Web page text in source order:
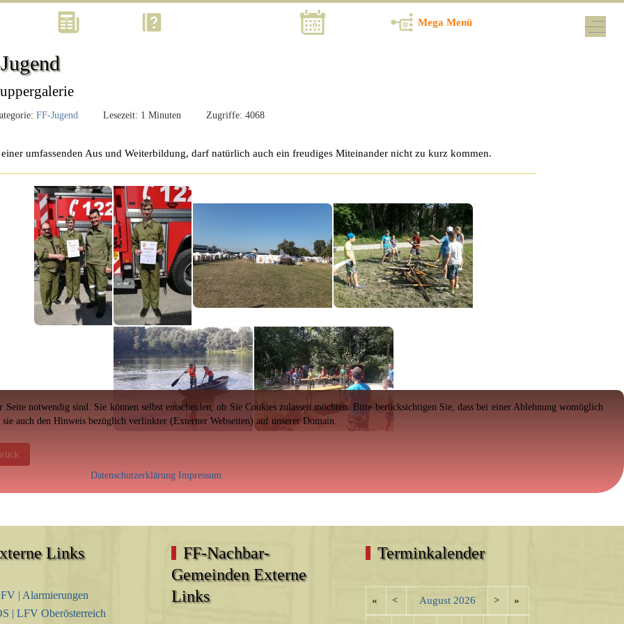
Mega Menü Off-
FF-Jugend Lesezeit: 1 Minuten Zugriffe: 4068
umfassenden Aus und Weiterbildung, darf natürlich auch ein freudiges Miteinander nicht zu kurz kommen.
Beitrag: Wissenswertes
Links
| Alarmierungen
| LFV Oberösterreich
FF-Nachbar-
Gemeinden Externe
Links
Terminkalender
« < August 2026 > »
notwendig sind. Sie können selbst entscheiden, ob Sie Cookies zulassen möchten. Bitte berücksichtigen Sie, dass bei einer Ablehnung womöglich
auch den Hinweis bezüglich verlinkter (Externer Webseiten) auf unserer Domain.
Datenschutzerklärung Impressum